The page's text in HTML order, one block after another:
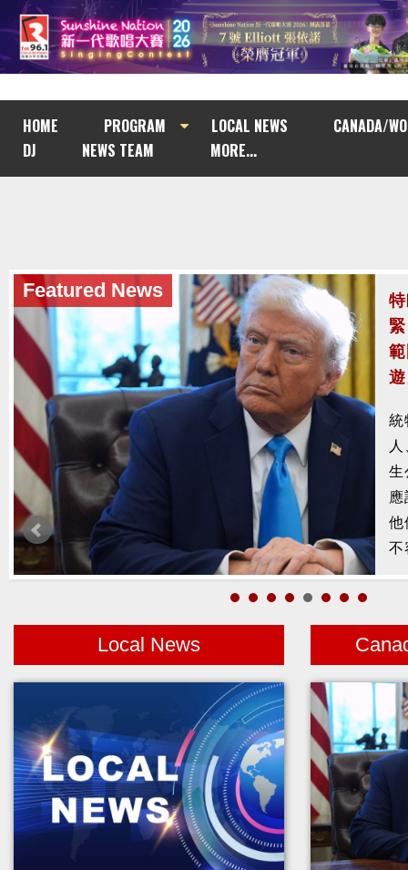
HOME PROGRAM LOCAL NEWS
CANADA/
DJ
NEWS TEAM MORE...
Featured News
槍
示
者
Local News